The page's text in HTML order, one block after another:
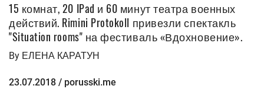
15 комнат, 20 IPad и 60 минут театра военных
действий. Rimini Protokoll привезли спектакль
"Situation rooms" на фестиваль «Вдохновение».
By ЕЛЕНА КАРАТУН
23.07.2018 / porusski.me